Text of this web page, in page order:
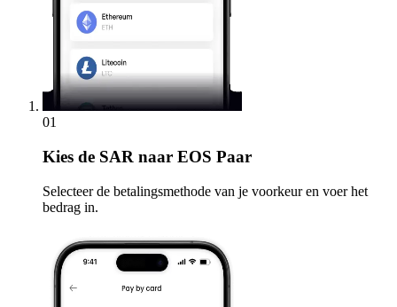
01
Kies de SAR naar EOS Paar
Selecteer de betalingsmethode van je voorkeur en voer het
bedrag in.